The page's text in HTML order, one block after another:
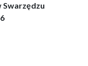
Swarzędzu